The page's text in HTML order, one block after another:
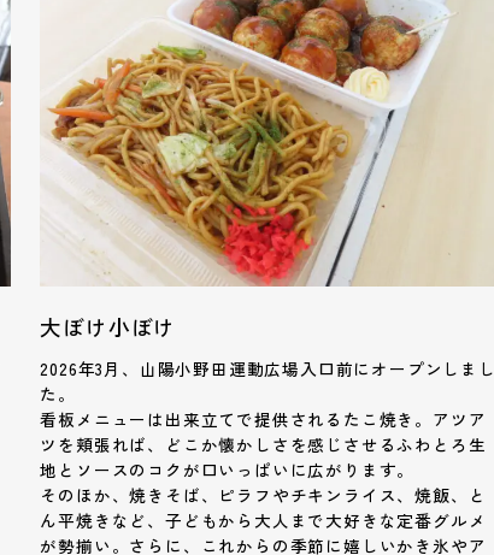
大ぼけ小ぼけ
2026年3月、山陽小野田運動広場入口前にオープンしまし
た。
看板メニューは出来立てで提供されるたこ焼き。アツア
ツを頬張れば、どこか懐かしさを感じさせるふわとろ生
地とソースのコクが口いっぱいに広がります。
そのほか、焼きそば、ピラフやチキンライス、焼飯、と
ん平焼きなど、子どもから大人まで大好きな定番グルメ
が勢揃い。さらに、これからの季節に嬉しいかき氷やア